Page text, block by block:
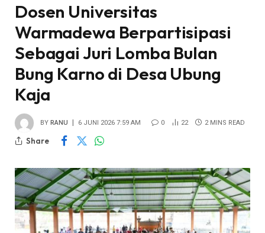
Dosen Universitas
Warmadewa Berpartisipasi
Sebagai Juri Lomba Bulan
Bung Karno di Desa Ubung
Kaja
BY RANU 6 JUNI 2026 7:59 AM 0 22 2 MINS READ
Share